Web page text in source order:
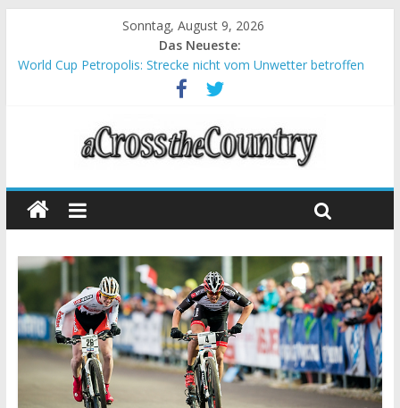
Sonntag, August 9, 2026
Das Neueste:
World Cup Petropolis: Strecke nicht vom Unwetter betroffen
Krumbach und Obergessertshausen: Mountainbike-Bundesliga
Supercup Massi Banyoles: Siege für Carod und Richards
Halbzeit beim Andalucia Bike Race: Weltmeister Seewald führt
Chelva: Schweizer Doppelsieg beim ersten XCO-Rennen der